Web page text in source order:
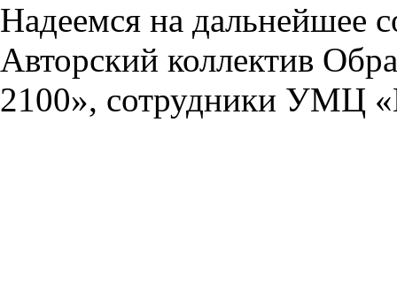
Надеемся на дальнейшее
Авторский коллектив
2100», сотрудники УМЦ